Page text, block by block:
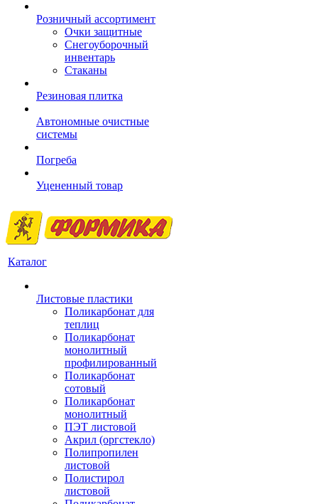
Розничный ассортимент
Очки защитные
Снегоуборочный
инвентарь
Стаканы
Резиновая плитка
Автономные очистные
системы
Погреба
Уцененный товар
Каталог
Листовые пластики
Поликарбонат для
теплиц
Поликарбонат
монолитный
профилированный
Поликарбонат
сотовый
Поликарбонат
монолитный
ПЭТ листовой
Акрил (оргстекло)
Полипропилен
листовой
Полистирол
листовой